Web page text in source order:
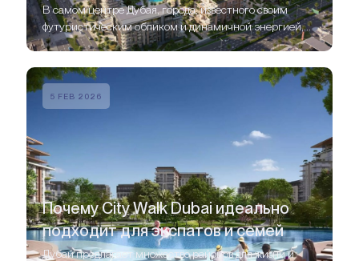
В самом центре Дубая, города, известного своим
футуристическим обликом и динамичной энергией,
расположен уникальный жилой проект — Central Park
5 FEB 2026
Почему City Walk Dubai идеально
подходит для экспатов и семей
Дубай предлагает множество районов для жизни и